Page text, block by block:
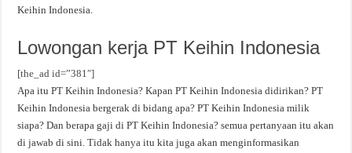
Keihin Indonesia.
Lowongan kerja PT Keihin Indonesia
[the_ad id=”381″]
Apa itu PT Keihin Indonesia? Kapan PT Keihin Indonesia didirikan? PT
Keihin Indonesia bergerak di bidang apa? PT Keihin Indonesia milik
siapa? Dan berapa gaji di PT Keihin Indonesia? semua pertanyaan itu akan
di jawab di sini. Tidak hanya itu kita juga akan menginformasikan